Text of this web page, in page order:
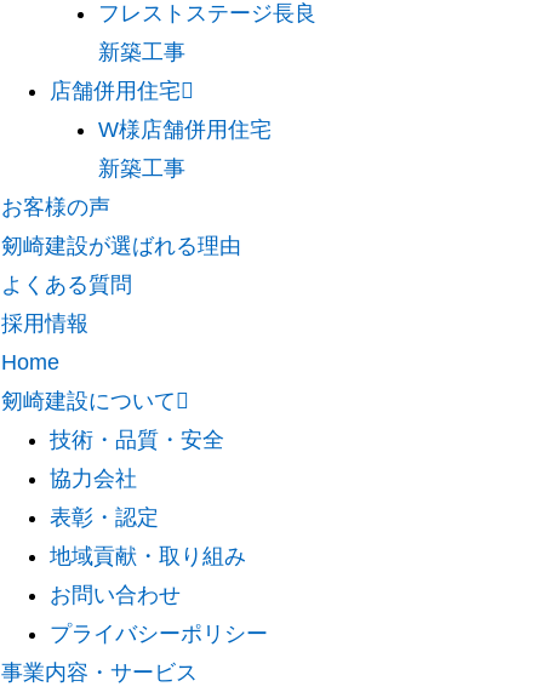
フレストステージ長良
新築工事
店舗併用住宅
W様店舗併用住宅
新築工事
お客様の声
剱崎建設が選ばれる理由
よくある質問
採用情報
Home
剱崎建設について
技術・品質・安全
協力会社
表彰・認定
地域貢献・取り組み
お問い合わせ
プライバシーポリシー
事業内容・サービス